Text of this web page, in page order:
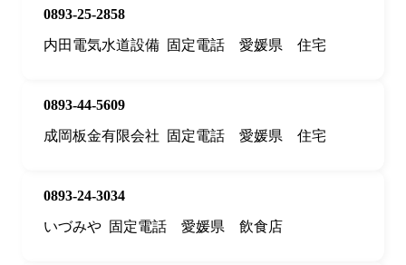
0893-25-2858
内田電気水道設備 固定電話 愛媛県 住宅
0893-44-5609
成岡板金有限会社
固定電話 愛媛県 住宅
0893-24-3034
いづみや 固定電話 愛媛県 飲食店